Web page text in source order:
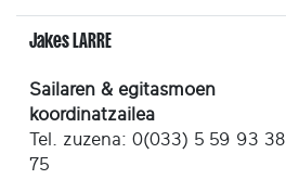
Jakes LARRE
Sailaren & egitasmoen
koordinatzailea
Tel. zuzena: 0(033) 5 59 93 38
75